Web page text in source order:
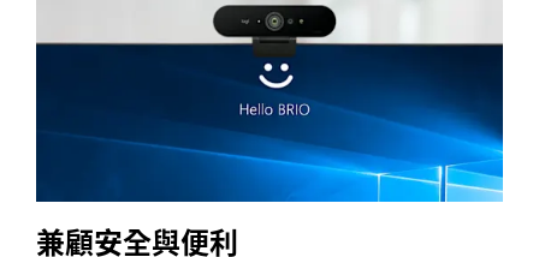
兼顧安全與便利